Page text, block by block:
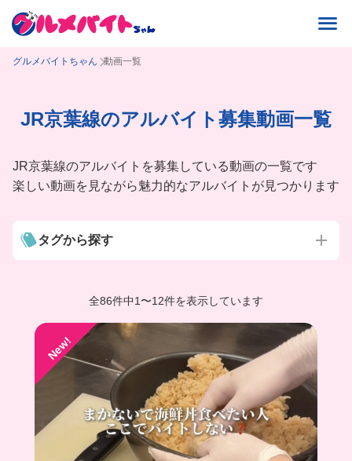
グルメバイトちゃん 動画一覧
JR京葉線のアルバイト募集動画一覧
JR京葉線のアルバイトを募集している動画の一覧です
楽しい動画を見ながら魅力的なアルバイトが見つかります
タグから探す
全86件中1 〜12件を表示しています
New!